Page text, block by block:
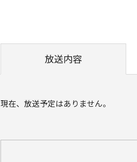
放送内容
現在、放送予定はありません。